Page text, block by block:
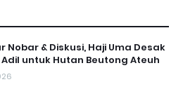
Nobar & Diskusi, Haji Uma Desak
untuk Hutan Beutong Ateuh